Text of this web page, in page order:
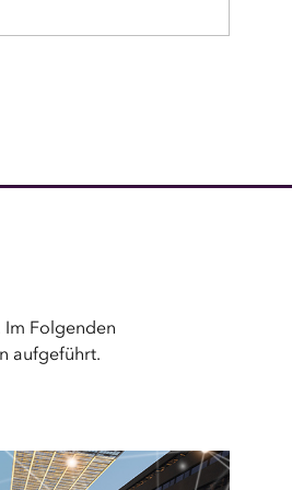
Im Folgenden
aufgeführt.